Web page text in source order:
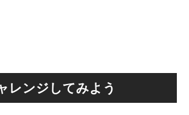
レンジしてみよう